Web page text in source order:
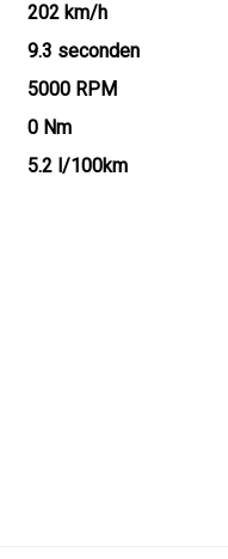
202 km/h
9.3 seconden
5000 RPM
0 Nm
5.2 l/100km